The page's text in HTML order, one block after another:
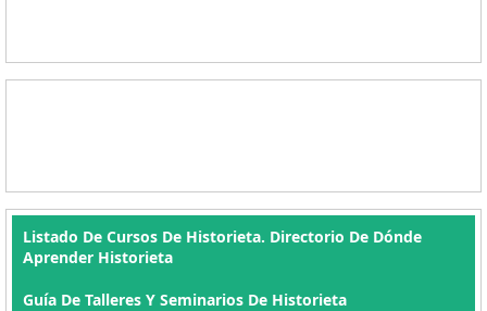
Listado De Cursos De Historieta. Directorio De Dónde
Aprender Historieta
Guía De Talleres Y Seminarios De Historieta